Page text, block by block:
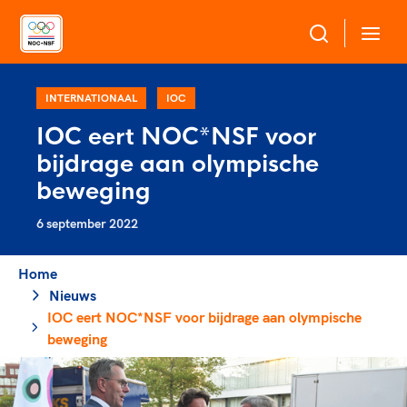
Over NOC*NSF
Sportagenda 2032
Leden
Algemene Vergadering
Raad van Toezicht en Bestuur
Merkbescherming NOC*NSF
Onze partners
Geven aan Sport
Sportdeelname
Bonden en professionals in de sport
Beleidsmedewerkers
Clubbestuurders
Coördinatoren en opleiders
Trainer-coaches
Officials
Topsport
Voor talentvolle sporters
Atletencommissie
Paralympische Talentdag
Voor bonden
Pers
INTERNATIONAAL IOC
IOC eert NOC*NSF voor
bijdrage aan olympische
beweging
6 september 2022
Home
Nieuws
IOC eert NOC*NSF voor bijdrage aan olympische
beweging